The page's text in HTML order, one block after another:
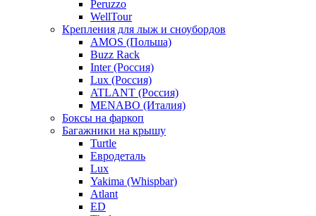
Peruzzo
WellTour
Крепления для лыж и сноубордов
AMOS (Польша)
Buzz Rack
Inter (Россия)
Lux (Россия)
ATLANT (Россия)
MENABO (Италия)
Боксы на фаркоп
Багажники на крышу
Turtle
Евродеталь
Lux
Yakima (Whispbar)
Atlant
ED